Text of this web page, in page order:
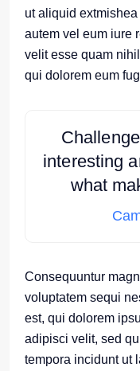
ut aliquid
autem vel eum iure
velit esse quam
qui dolorem eum
interesting
what
Consequuntur
voluptatem sequi
est, qui dolorem
adipisci velit, sed
tempora incidunt ut